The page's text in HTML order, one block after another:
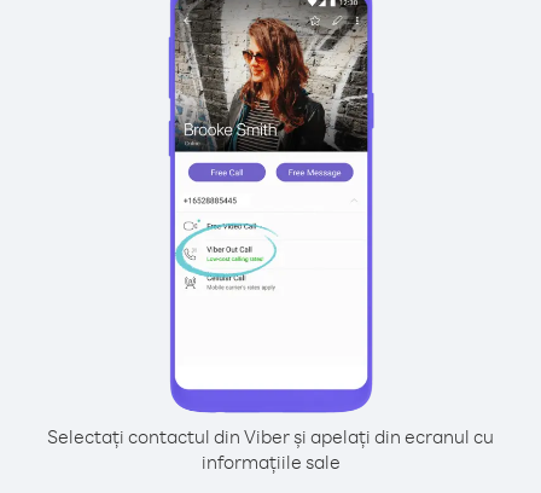
Selectați contactul din Viber și apelați din ecranul cu
informațiile sale